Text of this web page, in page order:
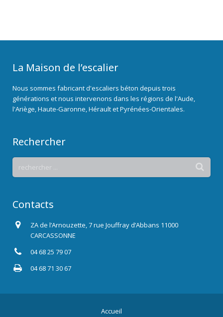
La Maison de l’escalier
Nous sommes fabricant d'escaliers béton depuis trois
générations et nous intervenons dans les régions de l'Aude,
l'Ariège, Haute-Garonne, Hérault et Pyrénées-Orientales.
Rechercher
Contacts
ZA de l’Arnouzette, 7 rue Jouffray d’Abbans 11000
CARCASSONNE
04 68 25 79 07
04 68 71 30 67
Accueil